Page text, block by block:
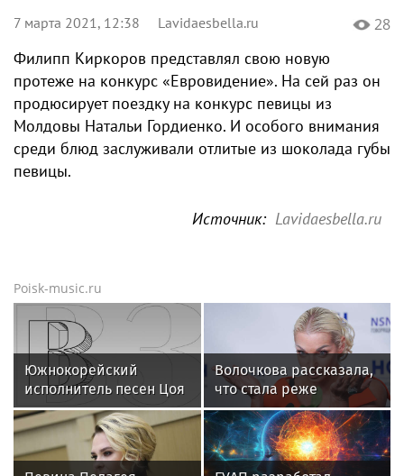
7 марта 2021, 12:38 Lavidaesbella.ru 28
Филипп Киркоров представлял свою новую
протеже на конкурс «Евровидение». На сей раз он
продюсирует поездку на конкурс певицы из
Молдовы Натальи Гордиенко. И особого внимания
среди блюд заслуживали отлитые из шоколада губы
певицы.
Источник: Lavidaesbella.ru
Poisk-music.ru
Южнокорейский
исполнитель песен Цоя
Сон Вон Соп захотел
провести отпуск в
России
Волочкова рассказала,
что стала реже
показывать шпагаты
из-за операции на ноге